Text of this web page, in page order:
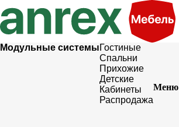
Модульные системыГостиные
Спальни
Прихожие
Детские
Кабинеты
Распродажа
Меню